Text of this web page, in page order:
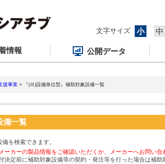
文字サイズ
小 中
情報 公開データ
援事業 > 『(Ⅲ)設備単位型』補助対象設備一覧
備一覧
を検索できます。
カーの製品情報をご確認いただくか、メーカーへお問い合
定前に補助対象設備等の契約・発注等を行った場合は補助